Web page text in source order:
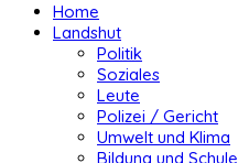
Home
Landshut
Politik
Soziales
Leute
Polizei / Gericht
Umwelt und Klima
Bildung und Schule